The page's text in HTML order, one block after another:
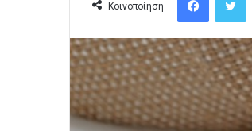
Κοινοποίηση